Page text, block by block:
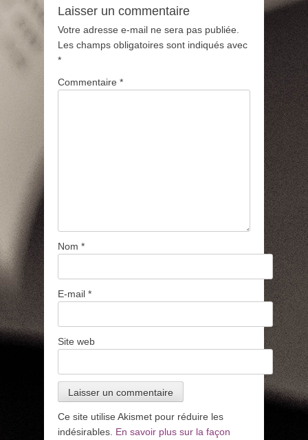
Laisser un commentaire
Votre adresse e-mail ne sera pas publiée.
Les champs obligatoires sont indiqués avec
*
Commentaire *
Nom *
E-mail *
Site web
Ce site utilise Akismet pour réduire les
indésirables. En savoir plus sur la façon